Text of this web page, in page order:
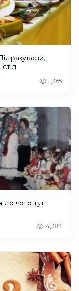
1,365
до чого тут
4,383